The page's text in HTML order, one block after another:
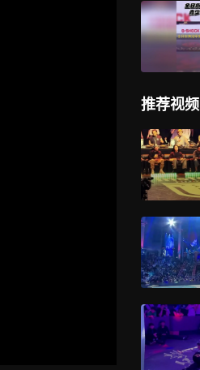
推荐视频